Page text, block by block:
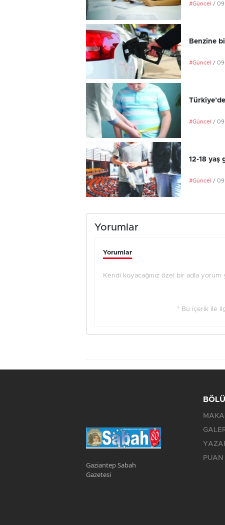
#Güncel / 09
Benzine
#Güncel / 09
#Güncel / 09
12-18 yaş
#Güncel / 09
Yorumlar
Yorumlar
Kendi koyacağınız özel bir adla
* Bu içerik ile
Gaziantep Sabah
Gazetesi
PUAN